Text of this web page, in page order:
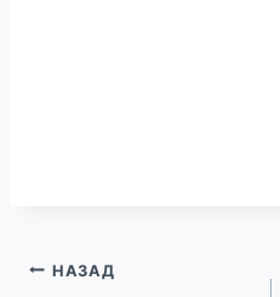
Навигация
НАЗАД